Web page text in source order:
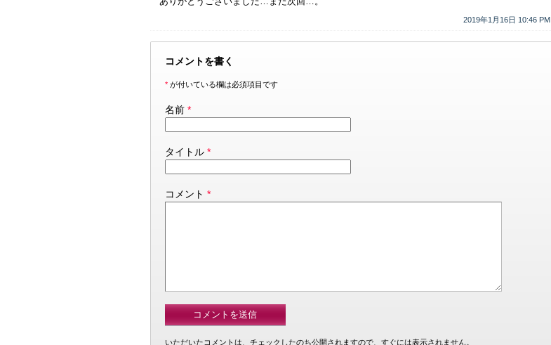
2019年1月16日 10:46 PM
コメントを書く
*が付いている欄は必須項目です
名前 *
タイトル *
コメント *
いただいたコメントは、チェックしたのち公開されますので、すぐには表示されません。